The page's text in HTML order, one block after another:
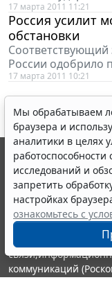
17 марта 2011 11:21
Россия усилит
обстановки
России одобрило
17 марта 2011 10:21
Мы обрабатываем
браузера и
аналитики в целях
работоспособности
исследований и
запретить
настройках
ознакомьтесь с
© ООО "НПП
выпускается с 1990
являются
информации ГАРАНТ.
Портал ГАРАНТ.РУ
издания
коммуникаций